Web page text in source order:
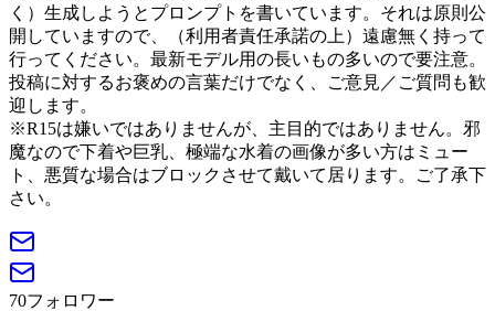
く）生成しようとプロンプトを書いています。それは原則公
開していますので、（利用者責任承諾の上）遠慮無く持って
行ってください。最新モデル用の長いもの多いので要注意。
投稿に対するお褒めの言葉だけでなく、ご意見／ご質問も歓
迎します。
※R15は嫌いではありませんが、主目的ではありません。邪
魔なので下着や巨乳、極端な水着の画像が多い方はミュー
ト、悪質な場合はブロックさせて戴いて居ります。ご了承下
さい。
70フォロワー